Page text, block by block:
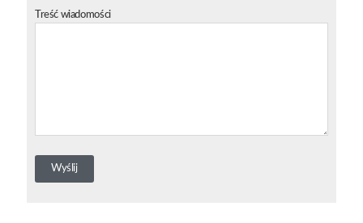
Treść wiadomości